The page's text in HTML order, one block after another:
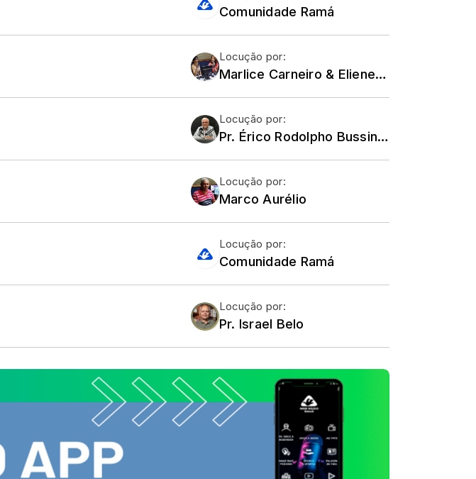
Comunidade Ramá
Locução por:
Marlice Carneiro & Eliene Toledo
Locução por:
Pr. Érico Rodolpho Bussinger - Comunidade Ramá
Locução por:
Marco Aurélio
Locução por:
Comunidade Ramá
Locução por:
Pr. Israel Belo